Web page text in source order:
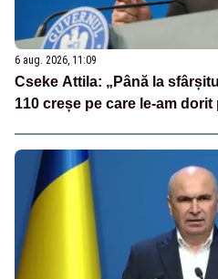
6 aug. 2026, 11:09
Cseke Attila: „Până la
110 creșe pe care le-am dorit